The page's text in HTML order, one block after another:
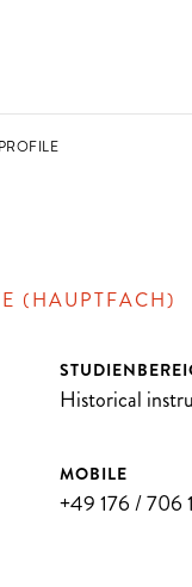
PROFILE
(HAUPTFACH)
Historical
MOBILE
+49 176 / 706